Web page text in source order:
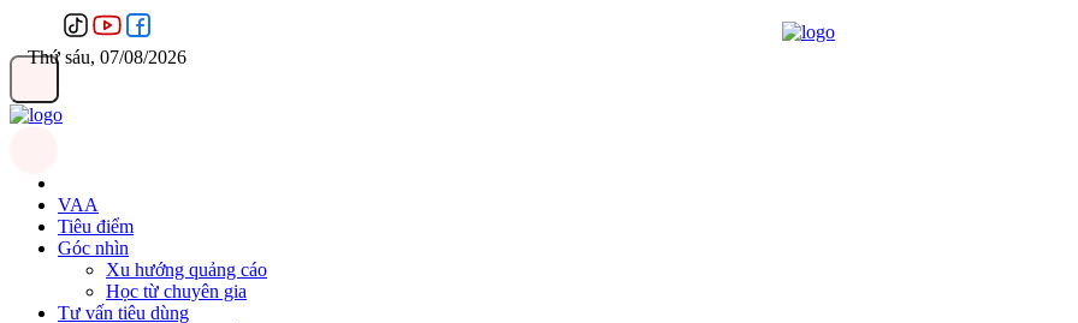
Thứ sáu, 07/08/2026
VAA
Tiêu điểm
Góc nhìn
Xu hướng quảng cáo
Học từ chuyên gia
Tư vấn tiêu dùng